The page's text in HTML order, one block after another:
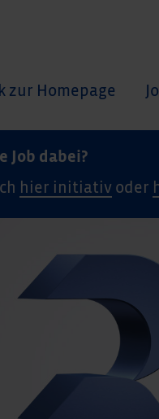
zur Homepage
Job dabei?
hier initiativ oder